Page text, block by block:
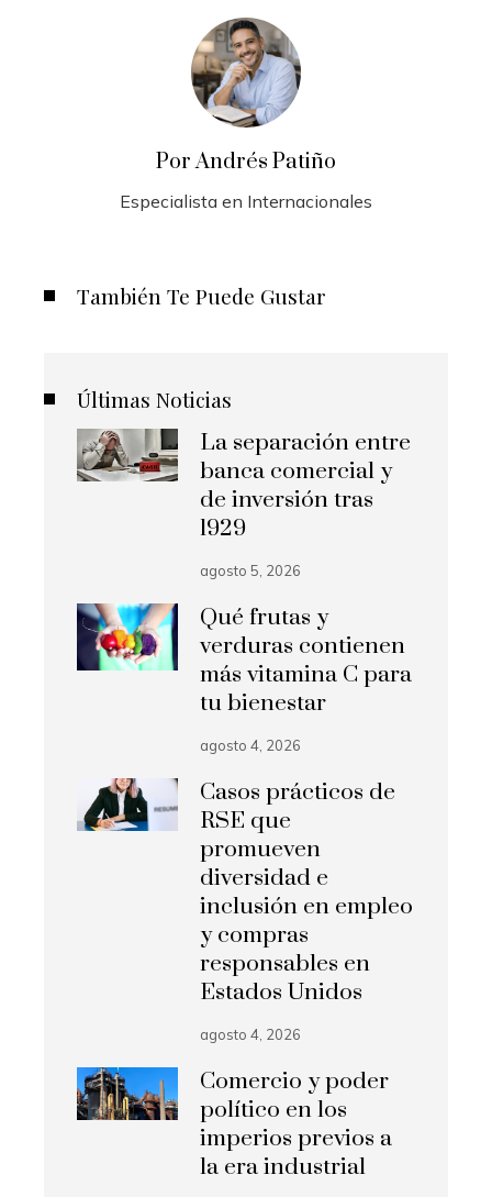
Por Andrés Patiño
Especialista en Internacionales
También Te Puede Gustar
Últimas Noticias
La separación entre
banca comercial y
de inversión tras
1929
agosto 5, 2026
Qué frutas y
verduras contienen
más vitamina C para
tu bienestar
agosto 4, 2026
Casos prácticos de
RSE que
promueven
diversidad e
inclusión en empleo
y compras
responsables en
Estados Unidos
agosto 4, 2026
Comercio y poder
político en los
imperios previos a
la era industrial